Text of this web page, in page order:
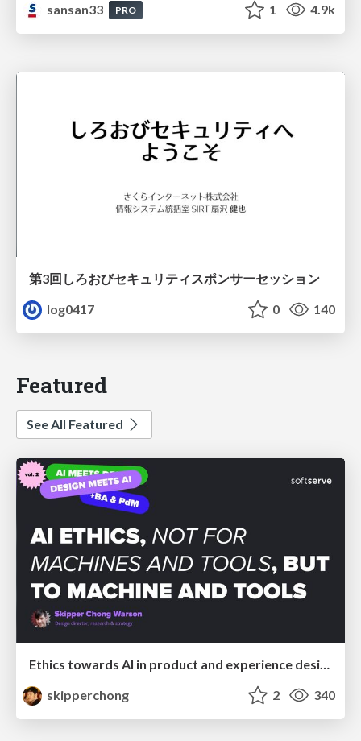
sansan33
PRO 1 4.9k
第3回しろおびセキュリティスポンサーセッション
log0417
0 140
Featured
See All Featured
Ethics towards AI in product and experience design
skipperchong
2 340